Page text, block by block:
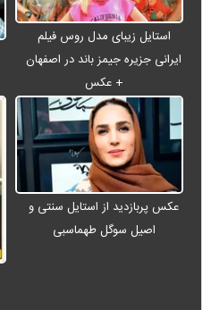
استایل زیبای مدل روس فیلم
ایرانی جزیره جیمز باند در اصفهان
+ عکس
عکس پربازدید از استایل سنتی و
اصیل سوگل طهماسبی